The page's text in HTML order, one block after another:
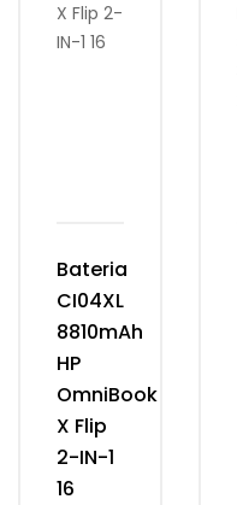
Bateria
CI04XL
8810mAh
HP
OmniBook
X Flip
2-IN-1
16